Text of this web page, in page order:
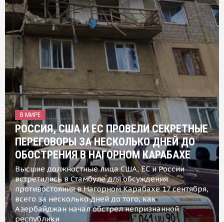
В МИРЕ
РОССИЯ, США И ЕС ПРОВЕЛИ СЕКРЕТНЫЕ
ПЕРЕГОВОРЫ ЗА НЕСКОЛЬКО ДНЕЙ ДО
ОБОСТРЕНИЯ В НАГОРНОМ КАРАБАХЕ
Высшие должностные лица США, ЕС и России
встретились в Стамбуле для обсуждения
противостояния в Нагорном Карабахе 17 сентября,
всего за несколько дней до того, как
Азербайджан начал обстрел непризнанной
республики